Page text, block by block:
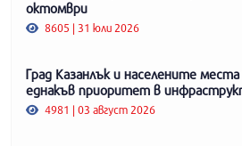
октомври
8605 | 31 юли 2026
Град Казанлък и населените
еднакъв приоритет в
4981 | 03 август 2026